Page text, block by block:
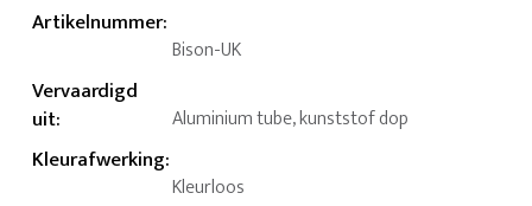
Artikelnummer:
Bison-UK
Vervaardigd
uit: Aluminium tube, kunststof dop
Kleurafwerking:
Kleurloos